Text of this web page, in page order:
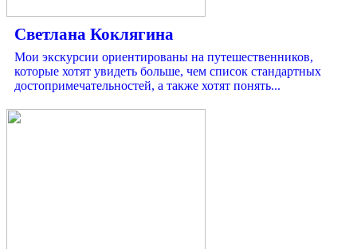
Светлана Коклягина
Мои экскурсии ориентированы на путешественников,
которые хотят увидеть больше, чем список стандартных
достопримечательностей, а также хотят понять...